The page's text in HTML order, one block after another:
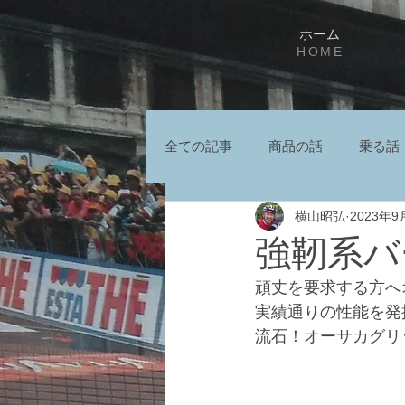
ホーム
HOME
全ての記事 商品の話 乗る話
強靭系
横山昭弘 2023年9
頑丈を要求する方
実績通りの性能を
流石！オーサカグ